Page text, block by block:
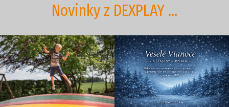
Novinky z DEXPLAY ...